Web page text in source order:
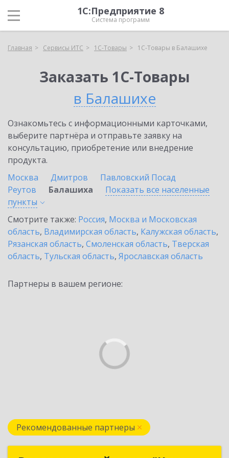
1С:Предприятие 8
Система программ
Главная Сервисы ИТС 1С-Товары 1С-Товары в Балашихе
Заказать 1С-Товары
в Балашихе
Ознакомьтесь с информационными карточками,
выберите партнёра и отправьте заявку на
консультацию, приобретение или внедрение
продукта.
Москва
Дмитров
Павловский Посад
Реутов
Балашиха
Показать все населенные
пункты
Смотрите также: Россия, Москва и Московская
область, Владимирская область, Калужская область,
Рязанская область, Смоленская область, Тверская
область, Тульская область, Ярославская область
Партнеры в вашем регионе:
Рекомендованные партнеры